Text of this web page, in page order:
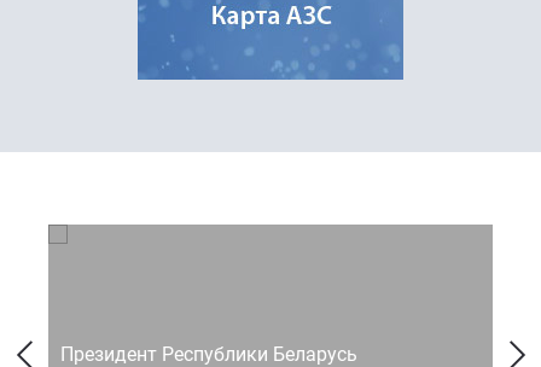
Президент Республики Беларусь